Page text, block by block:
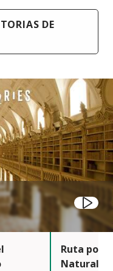
DE
Jugar
Ruta por